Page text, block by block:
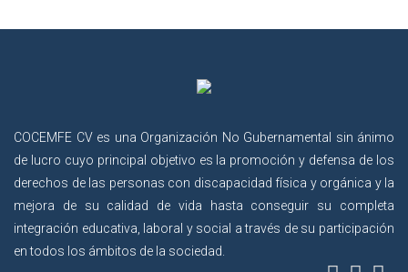
COCEMFE CV es una Organización No Gubernamental sin ánimo
de lucro cuyo principal objetivo es la promoción y defensa de los
derechos de las personas con discapacidad física y orgánica y la
mejora de su calidad de vida hasta conseguir su completa
integración educativa, laboral y social a través de su participación
en todos los ámbitos de la sociedad.